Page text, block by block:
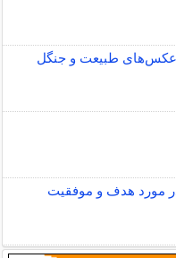
عکس‌های طبیعت و جنگل
در مورد هدف و موفقیت